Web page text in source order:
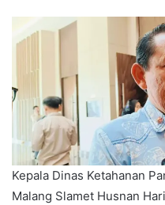
Kepala Dinas Ketahanan
Malang Slamet Husnan